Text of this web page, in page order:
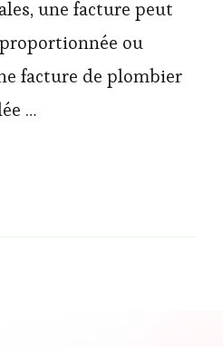
une facture peut
ou
facture de plombier
…